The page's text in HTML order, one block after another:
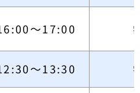
～17:00
～13:30